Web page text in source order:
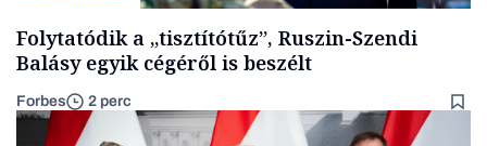
Folytatódik a „tisztítótűz”, Ruszin-Szendi
Balásy egyik cégéről is beszélt
Forbes 2 perc